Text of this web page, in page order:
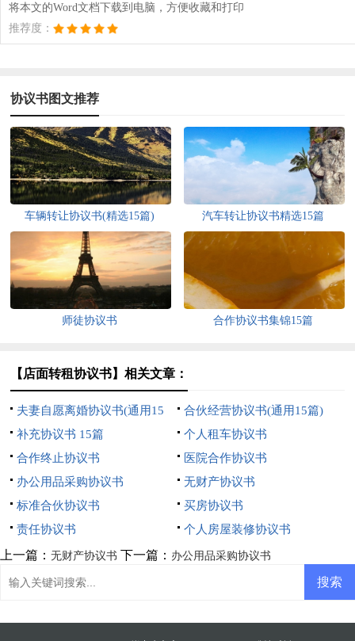
将本文的Word文档下载到电脑，方便收藏和打印
推荐度：
协议书图文推荐
车辆转让协议书(精选15篇) 汽车转让协议书精选15篇
师徒协议书 合作协议书集锦15篇
【店面转租协议书】相关文章：
夫妻自愿离婚协议书(通用15
篇)
合伙经营协议书(通用15篇)
补充协议书 15篇
个人租车协议书
合作终止协议书
医院合作协议书
办公用品采购协议书
无财产协议书
标准合伙协议书
买房协议书
责任协议书
个人房屋装修协议书
上一篇： 无财产协议书 下一篇： 办公用品采购协议书